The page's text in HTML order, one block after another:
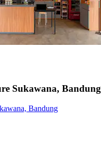
Sukawana, Bandung
Bandung